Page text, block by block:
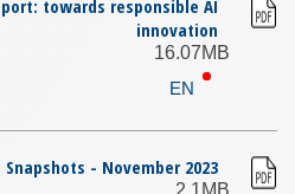
towards responsible AI
innovation
16.07MB
EN
- November 2023
2.1MB